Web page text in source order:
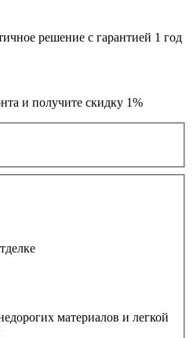
решение с гарантией 1 год
и получите скидку 1%
материалов и легкой